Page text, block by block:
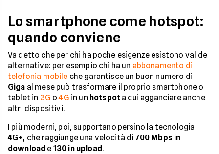
Lo smartphone come hotspot:
quando conviene
Va detto che per chi ha poche esigenze esistono valide
alternative: per esempio chi ha un abbonamento di
telefonia mobile che garantisce un buon numero di
Giga al mese può trasformare il proprio smartphone o
tablet in 3G o4G in un hotspot a cui agganciare anche
altri dispositivi.
I più moderni, poi, supportano persino la tecnologia
4G+, che raggiunge una velocità di 700 Mbps in
download e 130 in upload .